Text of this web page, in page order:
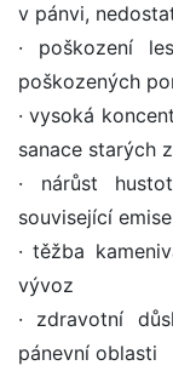
v pánvi,
· poškození
poškozených
· vysoká
sanace starých
· nárůst
související
· těžba
vývoz
· zdravotní
pánevní oblasti